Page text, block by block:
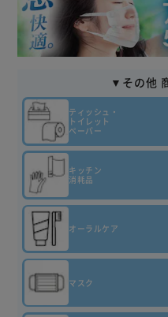
▼その他
ティッシュ・
トイレット
ペーパー
キッチン
消耗品
オーラルケア
マスク